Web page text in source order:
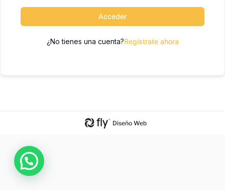
Acceder
¿No tienes una cuenta?Regístrate ahora
Diseño Web